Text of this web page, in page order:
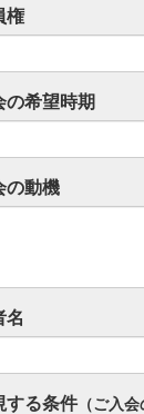
権
の希望時期
の動機
名
する条件（ご入会